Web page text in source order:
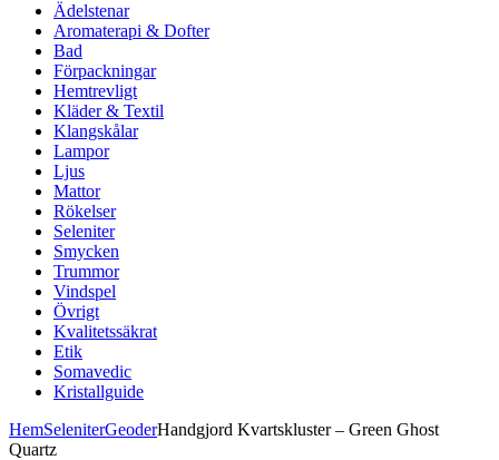
Ädelstenar
Aromaterapi & Dofter
Bad
Förpackningar
Hemtrevligt
Kläder & Textil
Klangskålar
Lampor
Ljus
Mattor
Rökelser
Seleniter
Smycken
Trummor
Vindspel
Övrigt
Kvalitetssäkrat
Etik
Somavedic
Kristallguide
HemSeleniterGeoderHandgjord Kvartskluster – Green Ghost
Quartz